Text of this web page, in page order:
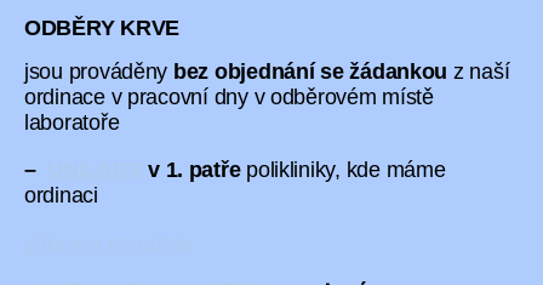
ODBĚRY KRVE
jsou prováděny bez objednání se žádankou z naší
ordinace v pracovní dny v odběrovém místě
laboratoře
–
v 1. patře polikliniky, kde máme
ordinaci